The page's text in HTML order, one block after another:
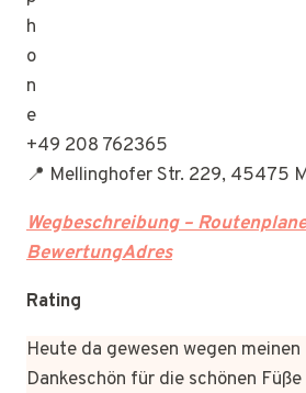
+49 208 762365
📍 Mellinghofer Str. 229, 45475
Wegbeschreibung –
BewertungAdres
Rating
Heute da gewesen wegen meinen
Dankeschön für die schönen